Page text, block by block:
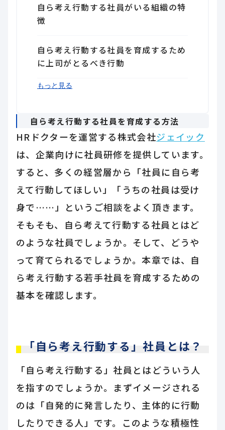
自ら考え行動する社員がいる組織の特
徴
自ら考え行動する社員を育成するため
に上司がとるべき行動
終わりに
もっと見る
自ら考え行動する社員を育成する方法
HRドクターを運営する株式会社ジェイック
は、企業向けに社員研修を提供しています。
すると、多くの経営層から「社員に自ら考
えて行動してほしい」「うちの社員は受け
身で……」というご相談をよく頂きます。
そもそも、自ら考えて行動する社員とはど
のような社員でしょうか。そして、どうや
って育てられるでしょうか。本章では、自
ら考え行動する若手社員を育成するための
基本を確認します。
「自ら考え行動する」社員とは？
「自ら考え行動する」社員とはどういう人
を指すのでしょうか。まずイメージされる
のは「自発的に発言したり、主体的に行動
したりできる人」です。このような積極性